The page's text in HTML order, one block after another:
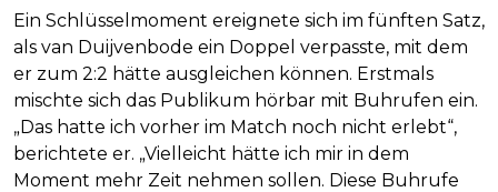
Ein Schlüsselmoment ereignete sich im fünften Satz,
als van Duijvenbode ein Doppel verpasste, mit dem
er zum 2:2 hätte ausgleichen können. Erstmals
mischte sich das Publikum hörbar mit Buhrufen ein.
„Das hatte ich vorher im Match noch nicht erlebt“,
berichtete er. „Vielleicht hätte ich mir in dem
Moment mehr Zeit nehmen sollen. Diese Buhrufe